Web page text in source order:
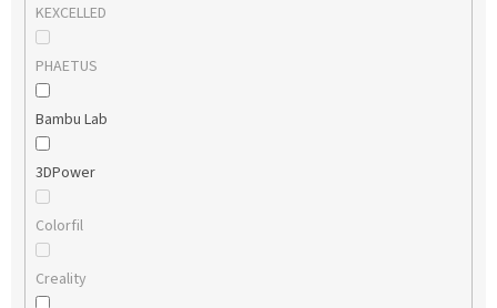
KEXCELLED
PHAETUS
Bambu Lab
3DPower
Colorfil
Creality